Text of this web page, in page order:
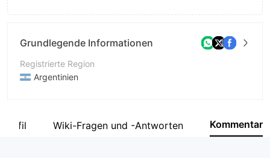
Grundlegende Informationen
Registrierte Region
Argentinien
UnternehmenWiki-Fragen und -Antworten Kommentar